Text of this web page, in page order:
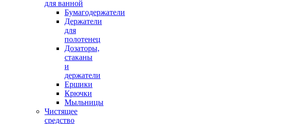
для ванной
Бумагодержатели
Держатели
для
полотенец
Дозаторы,
стаканы
и
держатели
Ершики
Крючки
Мыльницы
Чистящее
средство